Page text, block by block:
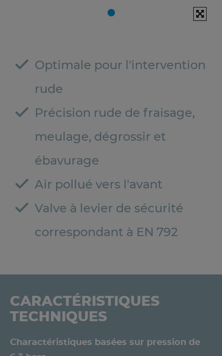
Optimale pour l'intervention
rude
Précision rude de fraisage,
meulage, dégrossir et
ébavurage
Air pollué vers l'avant
Valve à levier de sécurité
correspondant à EN 792
CARACTÉRISTIQUES
TECHNIQUES
Charactéristiques basées sur pression de